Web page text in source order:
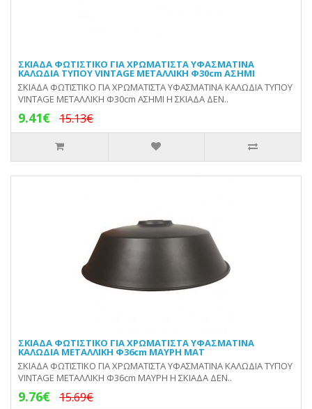
ΣΚΙΑΔΑ ΦΩΤΙΣΤΙΚΟ ΓΙΑ ΧΡΩΜΑΤΙΣΤΑ ΥΦΑΣΜΑΤΙΝΑ
ΚΑΛΩΔΙΑ ΤΥΠΟΥ VINTAGE ΜΕΤΑΛΛΙΚΗ Φ30cm ΑΣΗΜΙ
ΣΚΙΑΔΑ ΦΩΤΙΣΤΙΚΟ ΓΙΑ ΧΡΩΜΑΤΙΣΤΑ ΥΦΑΣΜΑΤΙΝΑ ΚΑΛΩΔΙΑ ΤΥΠΟΥ
VINTAGE ΜΕΤΑΛΛΙΚΗ Φ30cm ΑΣΗΜΙ Η ΣΚΙΑΔΑ ΔΕΝ..
9.41€ 15.13€
ΣΚΙΑΔΑ ΦΩΤΙΣΤΙΚΟ ΓΙΑ ΧΡΩΜΑΤΙΣΤΑ ΥΦΑΣΜΑΤΙΝΑ
ΚΑΛΩΔΙΑ ΜΕΤΑΛΛΙΚΗ Φ36cm ΜΑΥΡΗ ΜΑΤ
ΣΚΙΑΔΑ ΦΩΤΙΣΤΙΚΟ ΓΙΑ ΧΡΩΜΑΤΙΣΤΑ ΥΦΑΣΜΑΤΙΝΑ ΚΑΛΩΔΙΑ ΤΥΠΟΥ
VINTAGE ΜΕΤΑΛΛΙΚΗ Φ36cm ΜΑΥΡΗ Η ΣΚΙΑΔΑ ΔΕΝ..
9.76€ 15.69€